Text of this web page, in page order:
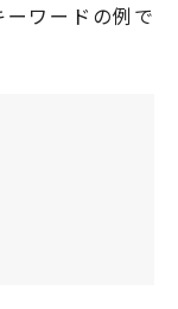
ワードの例で